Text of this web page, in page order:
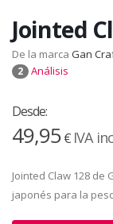
Jointed
De la marca Gan
2 Análisis
Desde:
49,95€ IVA
Jointed Claw 128
japonés para la